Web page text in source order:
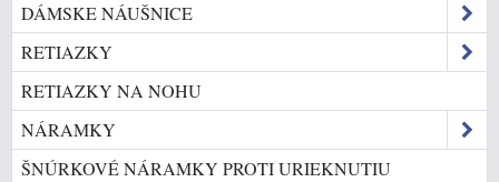
DÁMSKE NÁUŠNICE
RETIAZKY
RETIAZKY NA NOHU
NÁRAMKY
ŠNÚRKOVÉ NÁRAMKY PROTI URIEKNUTIU